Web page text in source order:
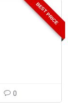
BEST PRICE
0